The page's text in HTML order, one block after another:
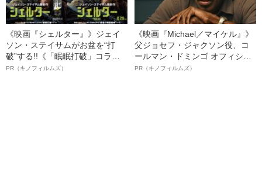
《映画『シェルター』》ジェイ
ソン・ステイサムがお盆を“打
破”する!!《「眠眠打破」コラ
ボ》
PR（キノフィルムズ）
《映画『Michael／マイケル』》
父ジョセフ・ジャクソン役、コ
ールマン・ドミンゴ オフィシャ
ルインタビュー“観客を魅了した
PR（キノフィルムズ）